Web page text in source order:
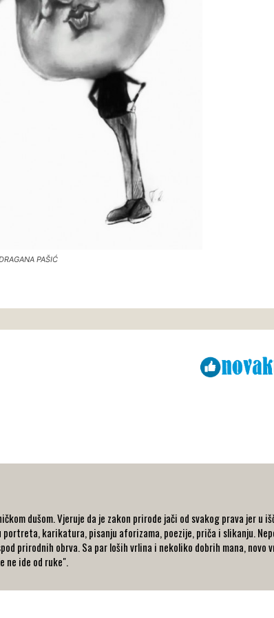
PAŠIĆ
dušom. Vjeruje da je zakon prirode jači od svakog prava jer u
karikatura, pisanju aforizama, poezije, priča i slikanju.
prirodnih obrva. Sa par loših vrlina i nekoliko dobrih mana, novo
ne ide od ruke".